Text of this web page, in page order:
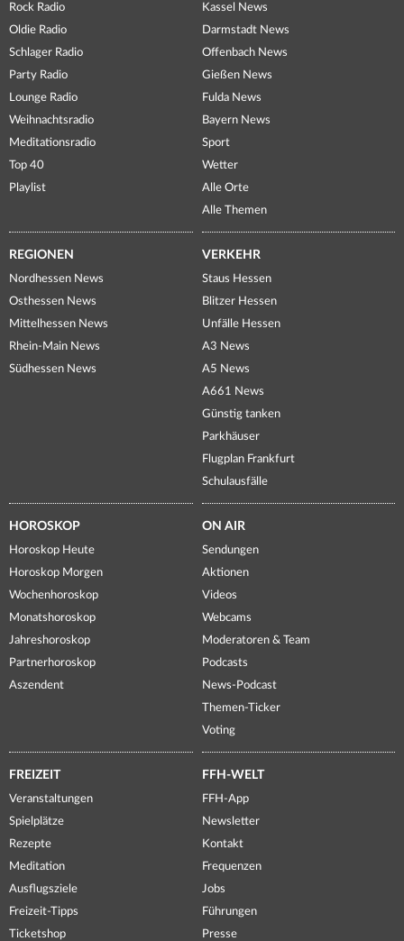
Rock Radio
Oldie Radio
Schlager Radio
Party Radio
Lounge Radio
Weihnachtsradio
Meditationsradio
Top 40
Playlist
Kassel News
Darmstadt News
Offenbach News
Gießen News
Fulda News
Bayern News
Sport
Wetter
Alle Orte
Alle Themen
REGIONEN
Nordhessen News
Osthessen News
Mittelhessen News
Rhein-Main News
Südhessen News
VERKEHR
Staus Hessen
Blitzer Hessen
Unfälle Hessen
A3 News
A5 News
A661 News
Günstig tanken
Parkhäuser
Flugplan Frankfurt
Schulausfälle
HOROSKOP
Horoskop Heute
Horoskop Morgen
Wochenhoroskop
Monatshoroskop
Jahreshoroskop
Partnerhoroskop
Aszendent
ON AIR
Sendungen
Aktionen
Videos
Webcams
Moderatoren & Team
Podcasts
News-Podcast
Themen-Ticker
Voting
FREIZEIT
Veranstaltungen
Spielplätze
Rezepte
Meditation
Ausflugsziele
Freizeit-Tipps
Ticketshop
FFH-WELT
FFH-App
Newsletter
Kontakt
Frequenzen
Jobs
Führungen
Presse